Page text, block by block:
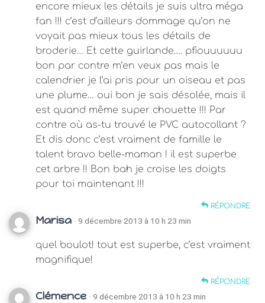
encore mieux les détails je suis ultra méga
fan !!! c’est d’ailleurs dommage qu’on ne
voyait pas mieux tous les détails de
broderie… Et cette guirlande…. pfiouuuuuu
bon par contre m’en veux pas mais le
calendrier je l’ai pris pour un oiseau et pas
une plume… oui bon je sais désolée, mais il
est quand même super chouette !!! Par
contre où as-tu trouvé le PVC autocollant ?
Et dis donc c’est vraiment de famille le
talent bravo belle-maman ! il est superbe
cet arbre !! Bon bah je croise les doigts
pour toi maintenant !!!
RÉPONDRE
Marisa · 9 décembre 2013 à 10 h 23 min
quel boulot! tout est superbe, c’est vraiment
magnifique!
RÉPONDRE
Clémence · 9 décembre 2013 à 10 h 23 min